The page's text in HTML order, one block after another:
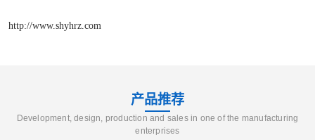
http://www.shyhrz.com
产品推荐
Development, design, production and sales in one of the manufacturing
enterprises